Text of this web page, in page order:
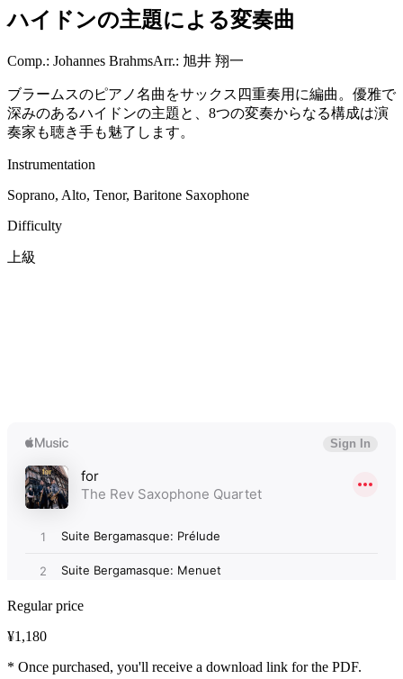
ハイドンの主題による変奏曲
Comp.: Johannes BrahmsArr.: 旭井 翔一
ブラームスのピアノ名曲をサックス四重奏用に編曲。優雅で
深みのあるハイドンの主題と、8つの変奏からなる構成は演
奏家も聴き手も魅了します。
Instrumentation
Soprano, Alto, Tenor, Baritone Saxophone
Difficulty
上級
Regular price
¥1,180
* Once purchased, you'll receive a download link for the PDF.